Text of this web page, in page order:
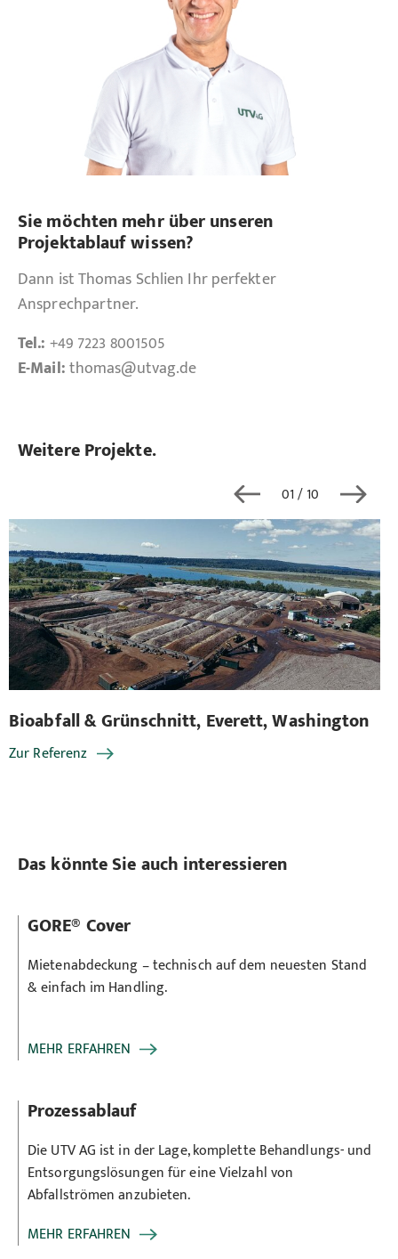
Sie möchten mehr über unseren
Projektablauf wissen?
Dann ist Thomas Schlien Ihr perfekter
Ansprechpartner.
Tel.: +49 7223 8001505
E-Mail:thomas@utvag.de
Weitere Projekte.
01/ 10
Bioabfall & Grünschnitt, Everett, Washington
Zur Referenz
Das könnte Sie auch interessieren
GORE® Cover
Mietenabdeckung – technisch auf dem neuesten Stand
& einfach im Handling.
MEHR ERFAHREN
Prozessablauf
Die UTV AG ist in der Lage, komplette Behandlungs- und
Entsorgungslösungen für eine Vielzahl von
Abfallströmen anzubieten.
MEHR ERFAHREN